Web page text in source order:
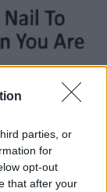
parties, or
for
opt-out
that after your